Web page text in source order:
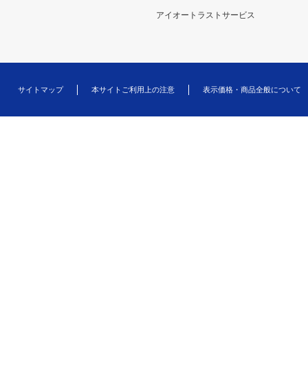
アイオートラストサービス
サイトマップ 本サイトご利用上の注意 表示価格・商品全般について